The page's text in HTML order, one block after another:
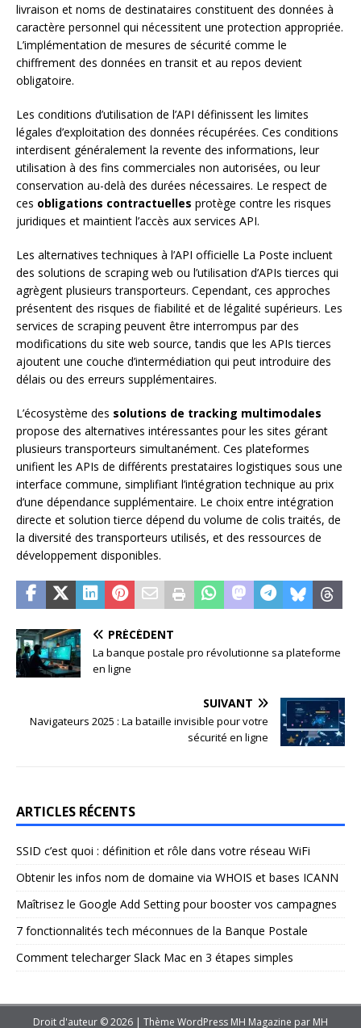
livraison et noms de destinataires constituent des données à
caractère personnel qui nécessitent une protection appropriée.
L’implémentation de mesures de sécurité comme le
chiffrement des données en transit et au repos devient
obligatoire.
Les conditions d’utilisation de l’API définissent les limites
légales d’exploitation des données récupérées. Ces conditions
interdisent généralement la revente des informations, leur
utilisation à des fins commerciales non autorisées, ou leur
conservation au-delà des durées nécessaires. Le respect de
ces obligations contractuelles protège contre les risques
juridiques et maintient l’accès aux services API.
Les alternatives techniques à l’API officielle La Poste incluent
des solutions de scraping web ou l’utilisation d’APIs tierces qui
agrègent plusieurs transporteurs. Cependant, ces approches
présentent des risques de fiabilité et de légalité supérieurs. Les
services de scraping peuvent être interrompus par des
modifications du site web source, tandis que les APIs tierces
ajoutent une couche d’intermédiation qui peut introduire des
délais ou des erreurs supplémentaires.
L’écosystème des solutions de tracking multimodales
propose des alternatives intéressantes pour les sites gérant
plusieurs transporteurs simultanément. Ces plateformes
unifient les APIs de différents prestataires logistiques sous une
interface commune, simplifiant l’intégration technique au prix
d’une dépendance supplémentaire. Le choix entre intégration
directe et solution tierce dépend du volume de colis traités, de
la diversité des transporteurs utilisés, et des ressources de
développement disponibles.
PRÉCÉDENT
La banque postale pro révolutionne sa plateforme
en ligne
SUIVANT
Navigateurs 2025 : La bataille invisible pour votre
sécurité en ligne
ARTICLES RÉCENTS
SSID c’est quoi : définition et rôle dans votre réseau WiFi
Obtenir les infos nom de domaine via WHOIS et bases ICANN
Maîtrisez le Google Add Setting pour booster vos campagnes
7 fonctionnalités tech méconnues de la Banque Postale
Comment telecharger Slack Mac en 3 étapes simples
Droit d'auteur © 2026 | Thème WordPress MH Magazine par MH